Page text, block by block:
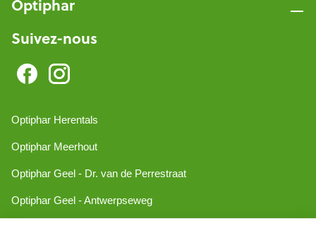
Optiphar
Suivez-nous
Optiphar Herentals
Optiphar Meerhout
Optiphar Geel - Dr. van de Perrestraat
Optiphar Geel - Antwerpseweg